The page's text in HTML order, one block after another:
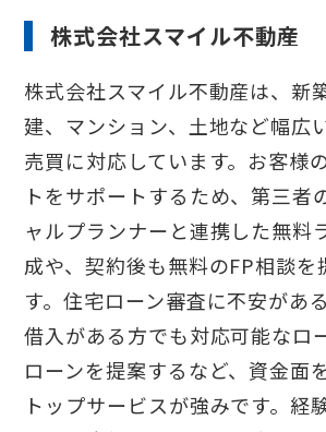
株式会社スマイル不動産
株式会社スマイル不動産は、新
建、マンション、土地など幅広
売買に対応しています。お客様
トをサポートするため、第三者
ャルプランナーと連携した無料
成や、契約後も無料のFP相談を
す。住宅ローン審査に不安があ
借入がある方でも対応可能なロ
ローンを提案するなど、資金面
トップサービスが強みです。経